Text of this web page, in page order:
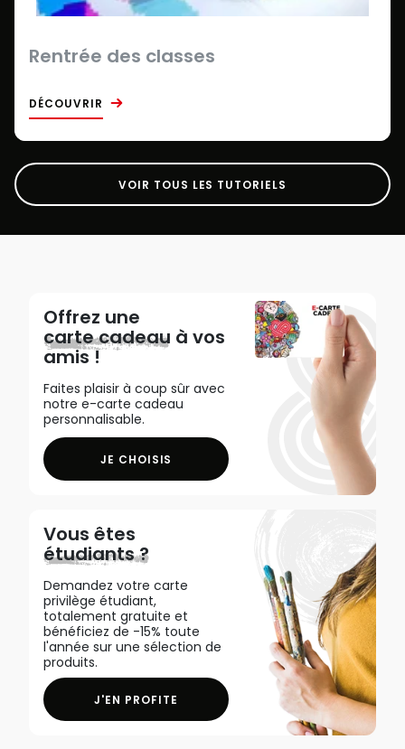
Rentrée des classes
DÉCOUVRIR
VOIR TOUS LES TUTORIELS
Offrez une
carte cadeau à vos
amis !
Faites plaisir à coup sûr avec
notre e-carte cadeau
personnalisable.
JE CHOISIS
Vous êtes
étudiants ?
Demandez votre carte
privilège étudiant,
totalement gratuite et
bénéficiez de -15% toute
l'année sur une sélection de
produits.
J'EN PROFITE